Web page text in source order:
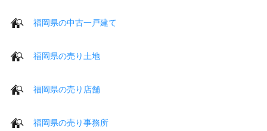
福岡県の中古一戸建て
福岡県の売り土地
福岡県の売り店舗
福岡県の売り事務所